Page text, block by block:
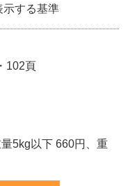
示する基準
102頁
5kg以下 660円、重